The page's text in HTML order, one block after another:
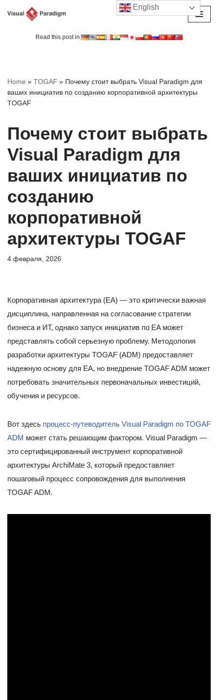
Read this post in:
Home » TOGAF » Почему стоит выбрать Visual Paradigm для
ваших инициатив по созданию корпоративной архитектуры
TOGAF
Почему стоит выбрать
Visual Paradigm для
ваших инициатив по
созданию
корпоративной
архитектуры TOGAF
4 февраля, 2026
Корпоративная архитектура (EA) — это критически важная
дисциплина, направленная на согласование стратегии
бизнеса и ИТ, однако запуск инициатив по EA может
представлять собой серьезную проблему. Методология
разработки архитектуры TOGAF (ADM) предоставляет
надежную основу для EA, но внедрение TOGAF ADM может
потребовать значительных первоначальных инвестиций,
обучения и ресурсов.
Вот здесь процесс-путеводитель Visual Paradigm по TOGAF
ADM может стать решающим фактором. Visual Paradigm —
это сертифицированный инструмент корпоративной
архитектуры ArchiMate 3, который предоставляет
пошаговый процесс сопровождения для выполнения
TOGAF ADM.
English